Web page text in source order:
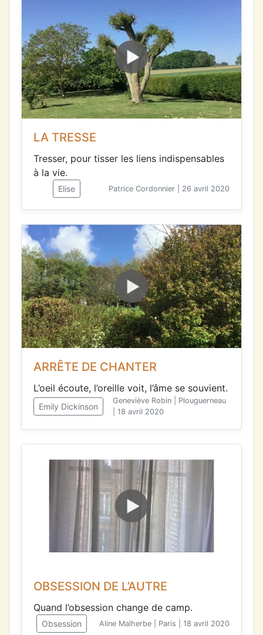
LA TRESSE
Tresser, pour tisser les liens indispensables
à la vie.
Elise Patrice Cordonnier | 26 avril 2020
ARRÊTE DE CHANTER
L’oeil écoute, l’oreille voit, l’âme se souvient.
Emily Dickinson
Geneviève Robin | Plouguerneau
| 18 avril 2020
OBSESSION DE L’AUTRE
Quand l’obsession change de camp.
Obsession Aline Malherbe | Paris | 18 avril 2020